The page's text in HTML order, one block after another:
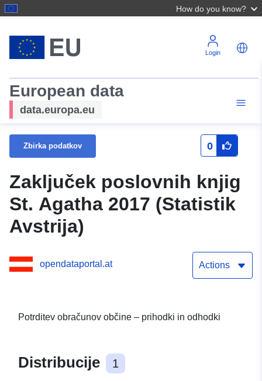
How do you know?
Login
European data
data.europa.eu
Zbirka podatkov 0
Zaključek poslovnih knjig
St. Agatha 2017 (Statistik
Avstrija)
opendataportal.at Actions
Potrditev obračunov občine – prihodki in odhodki
Distribucije 1